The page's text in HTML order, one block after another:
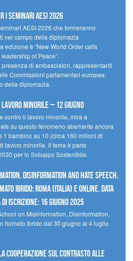
seminari AESI 2026
AESI 2026 che formeranno
nel campo della diplomazia
edizione è “New World Order calls
of Peace”.
di ambasciatori, rappresentanti
Commissioni parlamentari europee,
della diplomazia.
minorile – 12 giugno
contro il lavoro minorile, mira a
su questo fenomeno aberrante ancora
1 bambino su 10 (circa 160 milioni di
lavoro minorile. Il tema è parte
per lo Sviluppo Sostenibile.
Disinformation and Hate Speech,
ibrido: Roma (Italia) e online. Data
iscrizione: 16 giugno 2025
on Misinformation, Disinformation,
formato ibrido dal 30 giugno al 4 luglio
cooperazione sul contrasto alle